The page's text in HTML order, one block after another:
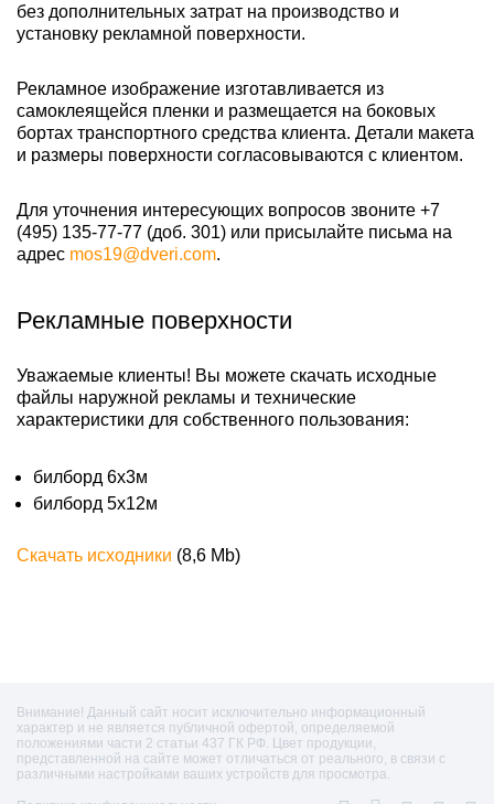
без дополнительных затрат на производство и
установку рекламной поверхности.
Рекламное изображение изготавливается из
самоклеящейся пленки и размещается на боковых
бортах транспортного средства клиента. Детали макета
и размеры поверхности согласовываются с клиентом.
Для уточнения интересующих вопросов звоните +7
(495) 135-77-77 (доб. 301) или присылайте письма на
адрес mos19@dveri.com.
Рекламные поверхности
Уважаемые клиенты! Вы можете скачать исходные
файлы наружной рекламы и технические
характеристики для собственного пользования:
билборд 6х3м
билборд 5х12м
Скачать исходники (8,6 Mb)
Внимание! Данный сайт носит исключительно информационный
характер и не является публичной офертой, определяемой
положениями части 2 статьи 437 ГК РФ. Цвет продукции,
представленной на сайте может отличаться от реального, в связи с
различными настройками ваших устройств для просмотра.